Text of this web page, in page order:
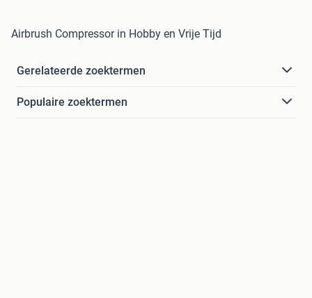
Airbrush Compressor in Hobby en Vrije Tijd
Gerelateerde zoektermen
Populaire zoektermen